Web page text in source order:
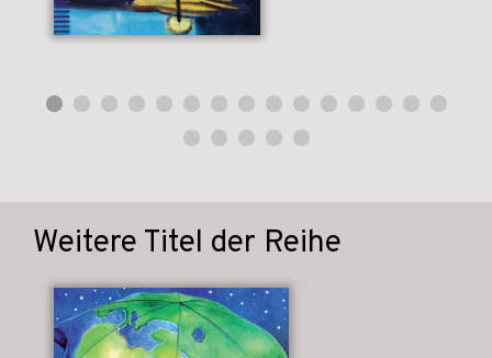
Weitere Titel der Reihe